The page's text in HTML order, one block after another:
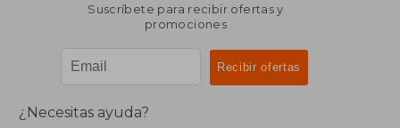
Suscríbete para recibir ofertas y
promociones
¿Necesitas ayuda?